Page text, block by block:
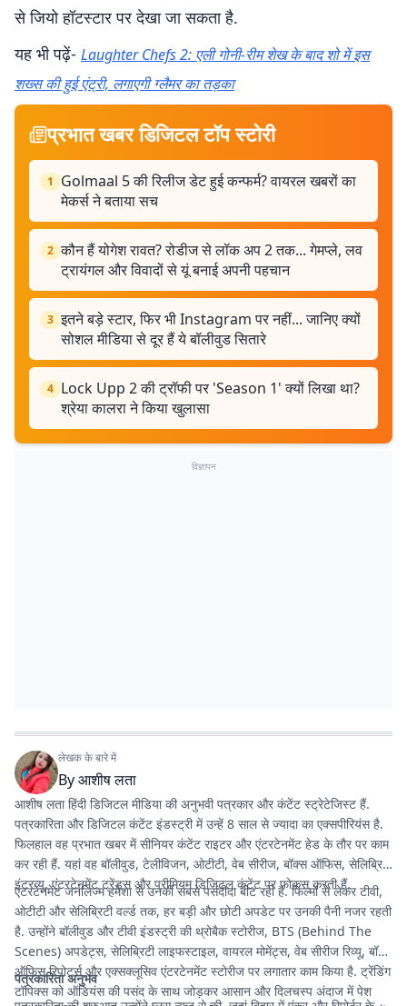
से जियो हॉटस्टार पर देखा जा सकता है.
यह भी पढ़ें- Laughter Chefs 2: एली गोनी-रीम शेख के बाद शो में इस
शख्स की हुई एंट्री, लगाएगी ग्लैमर का तड़का
प्रभात खबर डिजिटल टॉप स्टोरी
1
Golmaal 5 की रिलीज डेट हुई कन्फर्म? वायरल खबरों का
मेकर्स ने बताया सच
2 कौन हैं योगेश रावत? रोडीज से लॉक अप 2 तक... गेमप्ले, लव
ट्रायंगल और विवादों से यूं बनाई अपनी पहचान
3 इतने बड़े स्टार, फिर भी Instagram पर नहीं... जानिए क्यों
सोशल मीडिया से दूर हैं ये बॉलीवुड सितारे
4 Lock Upp 2 की ट्रॉफी पर 'Season 1' क्यों लिखा था?
श्रेया कालरा ने किया खुलासा
विज्ञापन
लेखक के बारे में
Byआशीष लता
आशीष लता हिंदी डिजिटल मीडिया की अनुभवी पत्रकार और कंटेंट स्ट्रेटेजिस्ट हैं.
पत्रकारिता और डिजिटल कंटेंट इंडस्ट्री में उन्हें 8 साल से ज्यादा का एक्सपीरियंस है.
फिलहाल वह प्रभात खबर में सीनियर कंटेंट राइटर और एंटरटेनमेंट हेड के तौर पर काम
कर रही हैं. यहां वह बॉलीवुड, टेलीविजन, ओटीटी, वेब सीरीज, बॉक्स ऑफिस, सेलिब्रिटी
इंटरव्यू, एंटरटेनमेंट ट्रेंड्स और प्रीमियम डिजिटल कंटेंट पर फोकस करती हैं.
एंटरटेनमेंट जर्नलिज्म हमेशा से उनकी सबसे पसंदीदा बीट रही है. फिल्मों से लेकर टीवी,
ओटीटी और सेलिब्रिटी वर्ल्ड तक, हर बड़ी और छोटी अपडेट पर उनकी पैनी नजर रहती
है. उन्होंने बॉलीवुड और टीवी इंडस्ट्री की थ्रोबैक स्टोरीज, BTS (Behind The
Scenes) अपडेट्स, सेलिब्रिटी लाइफस्टाइल, वायरल मोमेंट्स, वेब सीरीज रिव्यू, बॉक्स
ऑफिस रिपोर्ट्स और एक्सक्लूसिव एंटरटेनमेंट स्टोरीज पर लगातार काम किया है. ट्रेंडिंग
टॉपिक्स को ऑडियंस की पसंद के साथ जोड़कर आसान और दिलचस्प अंदाज में पेश
पत्रकारिता अनुभव